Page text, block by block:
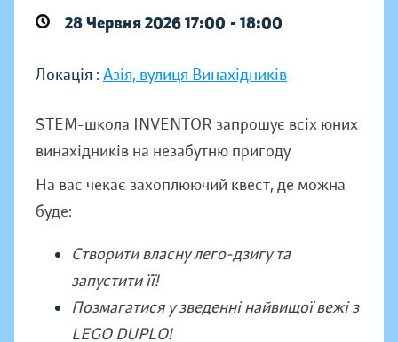
28 Червня 2026 17:00 - 18:00
Локація : Азія, вулиця Винахідників
STEM-школа INVENTOR запрошує всіх юних
винахідників на незабутню пригоду
На вас чекає захоплюючий квест, де можна
буде:
Створити власну лего-дзигу та
запустити її!
Позмагатися у зведенні найвищої вежі з
LEGO DUPLO!